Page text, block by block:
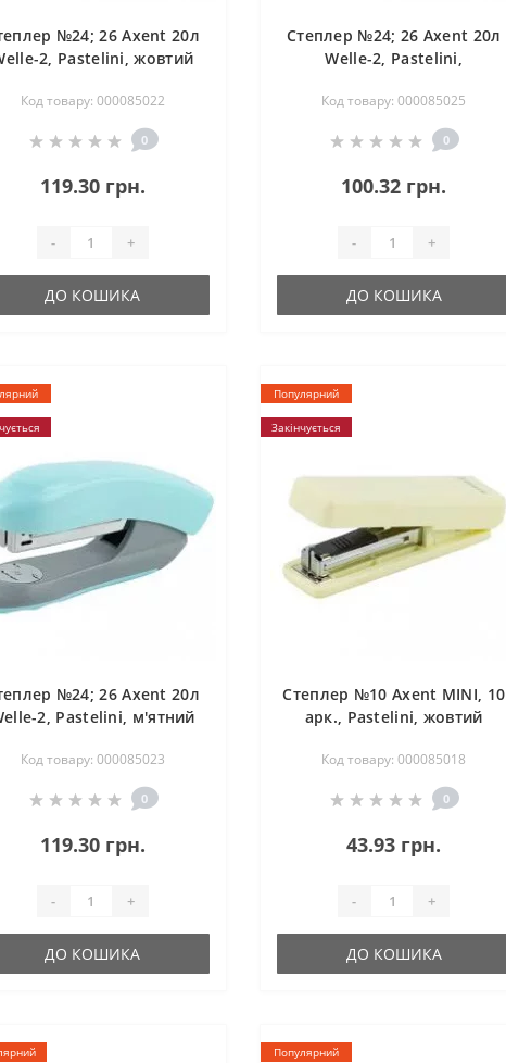
№24; 26 Axent 20л
2, Pastelini, жовтий
Код товару: 000085022
0
119.30 грн.
- +
ДО КОШИКА
Степлер №24; 26 Axent 20л
Welle-2, Pastelini,
Код товару: 000085025
0
100.32 грн.
- +
ДО КОШИКА
№24; 26 Axent 20л
2, Pastelini, м'ятний
Код товару: 000085023
0
119.30 грн.
- +
ДО КОШИКА
Популярний
Закінчується
Степлер №10 Axent MINI, 10
арк., Pastelini, жовтий
Код товару: 000085018
0
43.93 грн.
- +
ДО КОШИКА
Популярний